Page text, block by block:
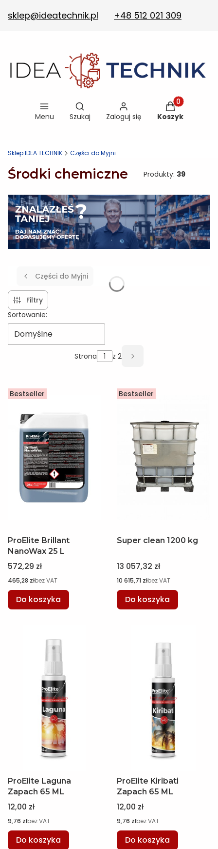
sklep@ideatechnik.pl +48 512 021 309
Menu
Otwórz wyszukiwarkę
Szukaj Zaloguj się
Produkty w
Koszyk
Sklep IDEA TECHNIK Części do Myjni
Środki chemiczne Produkty: 39
Części do Myjni
Filtry
Lista produktów
Sortowanie:
Domyślne
Strona z 2 Następne produkty
Bestseller
ProElite Brillant
NanoWax 25 L
Cena
572,29 zł
Cena
465,28 złbez VAT
Do koszyka
Bestseller
Super clean 1200 kg
Cena
13 057,32 zł
Cena
10 615,71 złbez VAT
Do koszyka
ProElite Laguna
Zapach 65 ML
Cena
12,00 zł
Cena
9,76 złbez VAT
Do koszyka
ProElite Kiribati
Zapach 65 ML
Cena
12,00 zł
Cena
9,76 złbez VAT
Do koszyka